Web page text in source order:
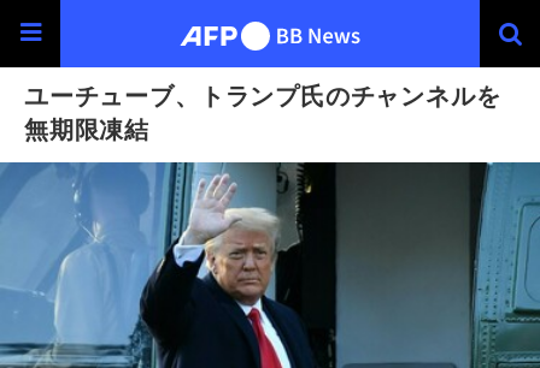
ユーチューブ、トランプ氏のチャンネルを
無期限凍結